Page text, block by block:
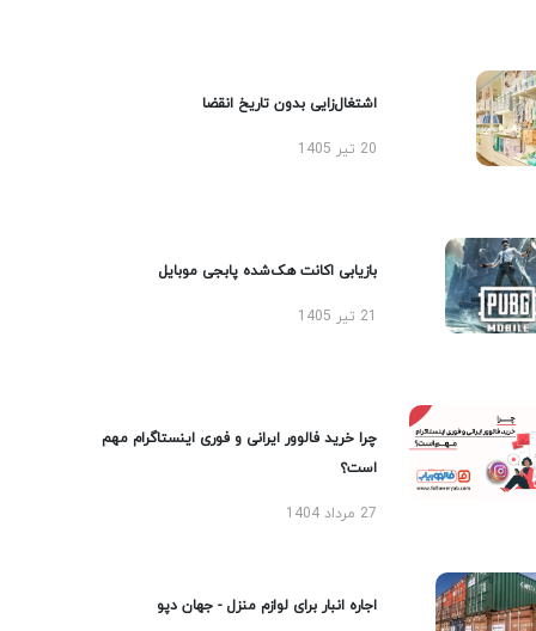
اشتغال‌زایی بدون تاریخ انقضا
20 تیر 1405
بازیابی اکانت هک‌شده پابجی موبایل
چرا خرید فالوور ایرانی و فوری اینستاگرام مهم
است؟
27 مرداد 1404
اجاره انبار برای لوازم منزل - جهان دپو